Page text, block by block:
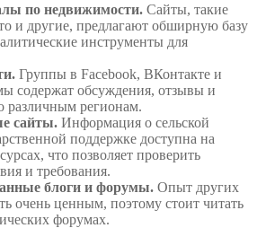
по недвижимости. Сайты, такие
и другие, предлагают обширную базу
инструменты для
Группы в Facebook, ВКонтакте и
содержат обсуждения, отзывы и
различным регионам.
сайты. Информация о сельской
поддержке доступна на
что позволяет проверить
и требования.
блоги и форумы. Опыт других
очень ценным, поэтому стоит читать
форумах.